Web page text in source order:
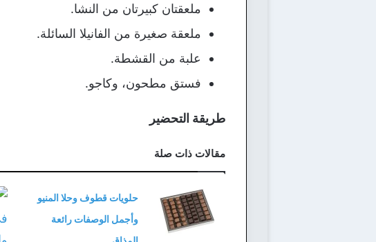
ملعقتان كبيرتان من النشا.
ملعقة صغيرة من الفانيلا السائلة.
علبة من القشطة.
فستق مطحون، وكاجو.
طريقة التحضير
مقالات ذات صلة
حلويات قطوف وحلا المنيو
وأجمل الوصفات رائعة